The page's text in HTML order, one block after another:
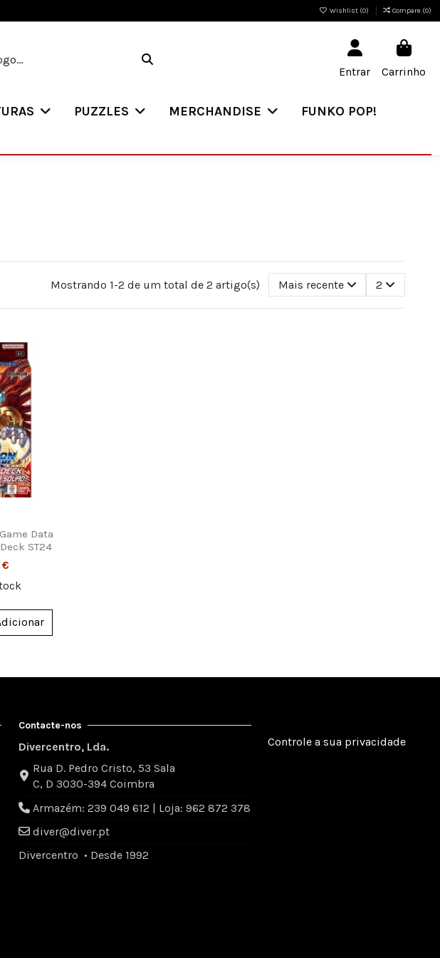
Wishlist (0) Compare (0)
Entrar Carrinho
PUZZLES MERCHANDISE
FUNKO POP!
Mostrando 1-2 de um total de 2 artigo(s) Mais recente 2
Data
ST24
€
Contacte-nos
Divercentro, Lda.
Rua D. Pedro Cristo, 53 Sala
C, D 3030-394 Coimbra
Armazém: 239 049 612 | Loja: 962 872 378
diver@diver.pt
Divercentro • Desde 1992
Controle a sua privacidade